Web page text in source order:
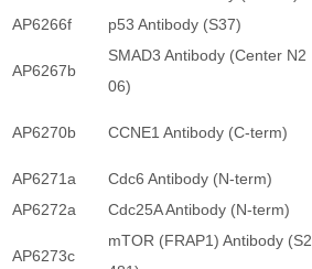
AP6266f
p53 Antibody (S37)
AP6267b
SMAD3 Antibody (Center N2
06)
AP6270b CCNE1 Antibody (C-term)
AP6271a Cdc6 Antibody (N-term)
AP6272a
Cdc25A Antibody (N-term)
AP6273c
mTOR (FRAP1) Antibody (S2